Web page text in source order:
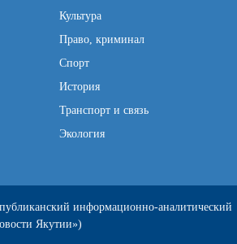
Культура
Право, криминал
Спорт
История
Транспорт и связь
Экология
информационно-аналитический
Якутии»)